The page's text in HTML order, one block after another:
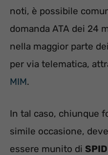
noti, è possibile
domanda ATA dei 24
nella maggior parte
per via telematica,
MIM.
In tal caso, chiunque
simile occasione,
essere munito di SPID